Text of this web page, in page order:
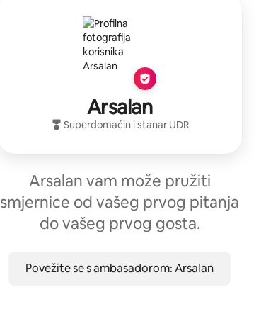
Arsalan
Superdomaćin i stanar UDR
Arsalan vam može pružiti
smjernice od vašeg prvog pitanja
do vašeg prvog gosta.
Povežite se s ambasadorom: Arsalan